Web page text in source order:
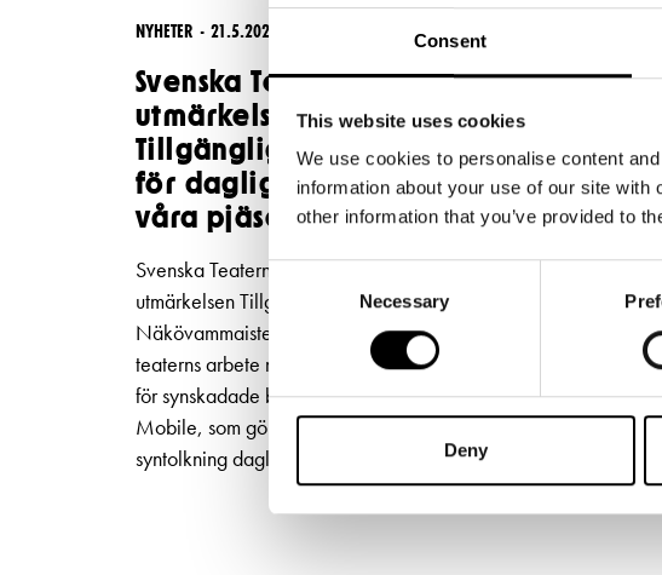
Consent
This website uses cookies
We use cookies to personalise content
information about your use of our site
other information that you’ve provided to
Consent
Selection
Necessary
Deny
NYHETER 21.5.2026
Svenska Teatern tilldelas
utmärkelsen
Tillgänglighetsgärning 2026
för daglig syntolkning av
våra pjäser
Svenska Teatern har tilldelats den nationella
utmärkelsen Tillgänglighetsgärning 2026 av
Näkövammaisten liitto. Utmärkelsen ges för
teaterns arbete med att utveckla tillgängligheten
för synskadade besökare genom appen Subtitle
Mobile, som gör det möjligt att erbjuda
syntolkning dagligen till utvalda föreställningar.
20
är
sålts.
fram